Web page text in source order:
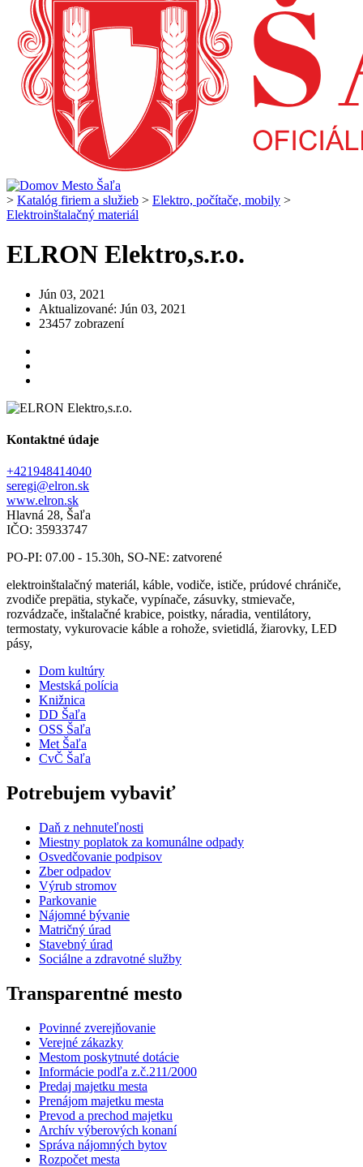
> Katalóg firiem a služieb > Elektro, počítače, mobily >
Elektroinštalačný materiál
ELRON Elektro,s.r.o.
Jún 03, 2021
Aktualizované: Jún 03, 2021
23457 zobrazení
Kontaktné údaje
+421948414040
seregi@elron.sk
www.elron.sk
Hlavná 28, Šaľa
IČO: 35933747
PO-PI: 07.00 - 15.30h, SO-NE: zatvorené
elektroinštalačný materiál, káble, vodiče, ističe, prúdové chrániče,
zvodiče prepätia, stykače, vypínače, zásuvky, stmievače,
rozvádzače, inštalačné krabice, poistky, náradia, ventilátory,
termostaty, vykurovacie káble a rohože, svietidlá, žiarovky, LED
pásy,
Dom kultúry
Mestská polícia
Knižnica
DD Šaľa
OSS Šaľa
Met Šaľa
CvČ Šaľa
Potrebujem vybaviť
Daň z nehnuteľnosti
Miestny poplatok za komunálne odpady
Osvedčovanie podpisov
Zber odpadov
Výrub stromov
Parkovanie
Nájomné bývanie
Matričný úrad
Stavebný úrad
Sociálne a zdravotné služby
Transparentné mesto
Povinné zverejňovanie
Verejné zákazky
Mestom poskytnuté dotácie
Informácie podľa z.č.211/2000
Predaj majetku mesta
Prenájom majetku mesta
Prevod a prechod majetku
Archív výberových konaní
Správa nájomných bytov
Rozpočet mesta